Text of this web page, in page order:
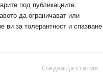
под публикациите.
да ограничават или
ви за толерантност и спазване
Следваща статия